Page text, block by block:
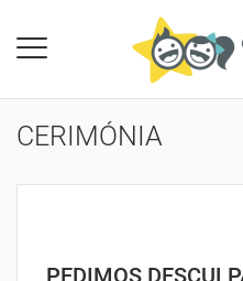
CERIMÓNIA
PEDIMOS